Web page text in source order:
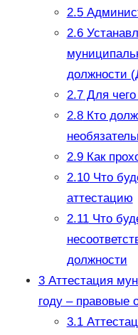
2.5
2.6
должности
2.7Для чего
2.8Кто
2.9Как
2.10Что
аттестацию
2.11Что
должности
3Аттестация
году – правовые
3.1